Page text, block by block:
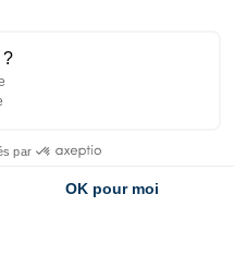
web Makeo
par
OK pour moi